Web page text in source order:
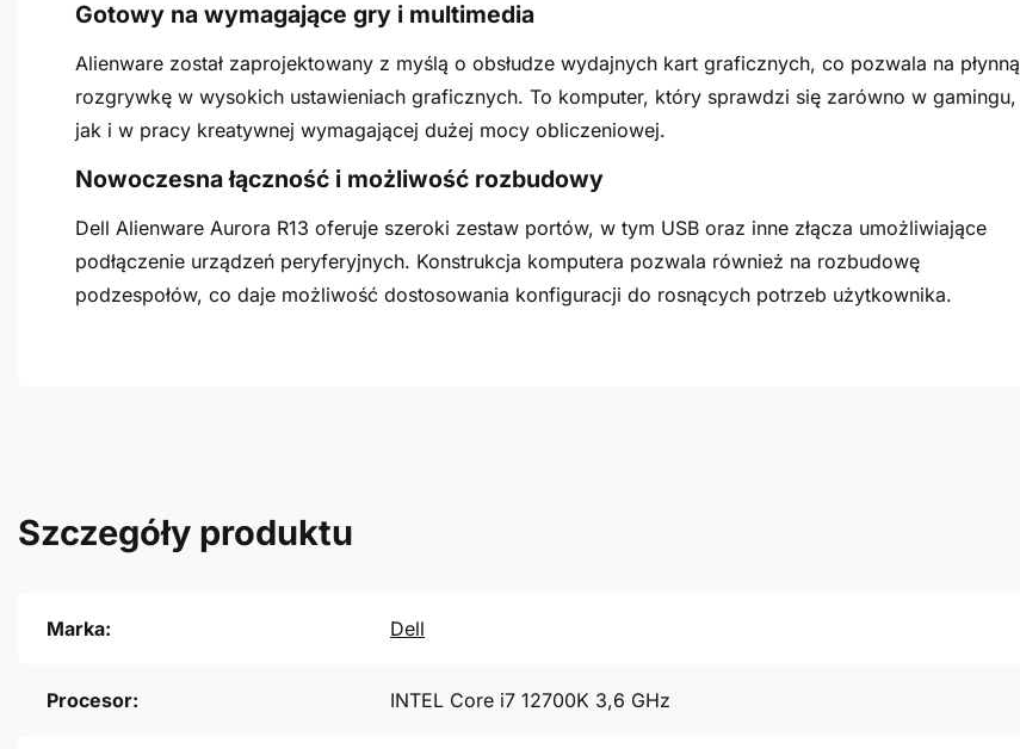
Gotowy na wymagające gry i multimedia
Alienware został zaprojektowany z myślą o obsłudze wydajnych kart graficznych, co pozwala na płynną
rozgrywkę w wysokich ustawieniach graficznych. To komputer, który sprawdzi się zarówno w gamingu,
jak i w pracy kreatywnej wymagającej dużej mocy obliczeniowej.
Nowoczesna łączność i możliwość rozbudowy
Dell Alienware Aurora R13 oferuje szeroki zestaw portów, w tym USB oraz inne złącza umożliwiające
podłączenie urządzeń peryferyjnych. Konstrukcja komputera pozwala również na rozbudowę
podzespołów, co daje możliwość dostosowania konfiguracji do rosnących potrzeb użytkownika.
Szczegóły produktu
Marka: Dell
Procesor: INTEL Core i7 12700K 3,6 GHz